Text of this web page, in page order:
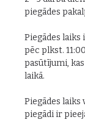
piegādes
Piegādes
pēc plkst.
pasūtījumi,
laikā.
Piegādes
piegādi ir